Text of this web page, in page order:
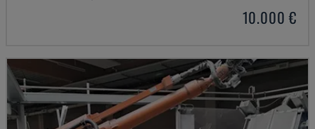
10.000 €